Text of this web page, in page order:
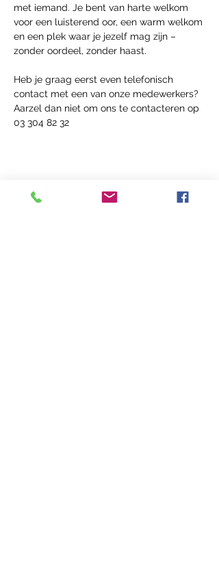
met iemand. Je bent van harte welkom
voor een luisterend oor, een warm welkom
en een plek waar je jezelf mag zijn –
zonder oordeel, zonder haast.
Heb je graag eerst even telefonisch
contact met een van onze medewerkers?
Aarzel dan niet om ons te contacteren op
03 304 82 32
Deel dit Event